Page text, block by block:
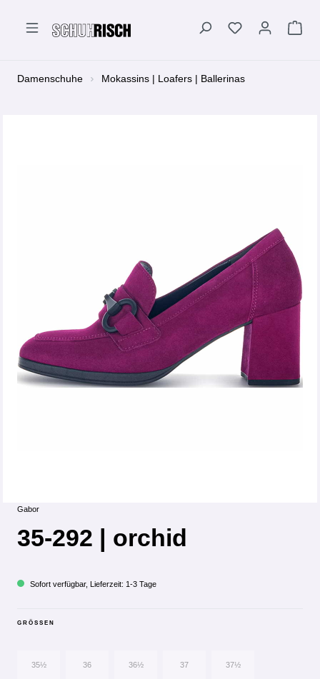
Damenschuhe Mokassins | Loafers | Ballerinas
Gabor
35-292 | orchid
Sofort verfügbar, Lieferzeit: 1-3 Tage
GRÖSSEN
35½ 36 36½ 37 37½